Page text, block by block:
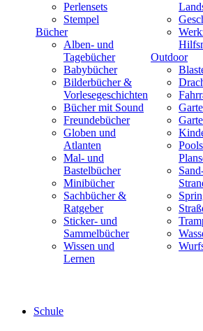
Perlensets
Stempel
Bücher
Alben- und
Tagebücher
Babybücher
Bilderbücher &
Vorlesegeschichten
Bücher mit Sound
Freundebücher
Globen und
Atlanten
Mal- und
Bastelbücher
Minibücher
Sachbücher &
Ratgeber
Sticker- und
Sammelbücher
Wissen und
Lernen
Outdoor
Schule